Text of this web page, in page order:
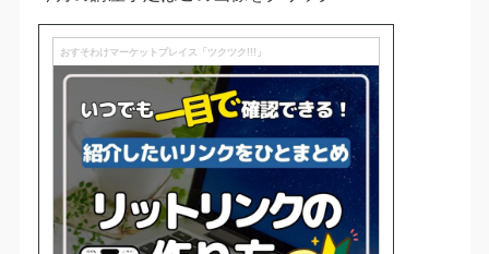
おすそわけマーケットプレイス「ツクツク!!!」